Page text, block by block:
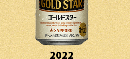
2022